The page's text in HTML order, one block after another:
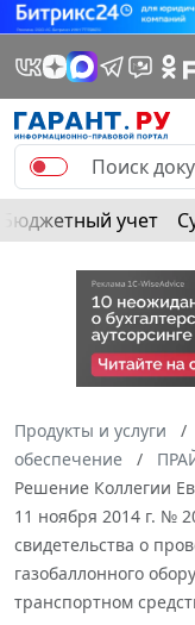
Бюджетный учет
Продукты и услуги
обеспечение
Решение Коллегии
11 ноября 2014 г. №
свидетельства о
газобаллонного
транспортном